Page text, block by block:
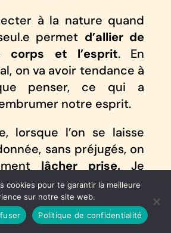
à la nature quand
permet d’allier de
corps et l’esprit. En
on va avoir tendance à
penser, ce qui a
notre esprit.
lorsque l’on se laisse
sans préjugés, on
lâcher prise. Je
aussi decrier un bon
un bon moyen de
d’un coup !
cookies pour te garantir la meilleure
sur notre site web.
Politique de confidentialité